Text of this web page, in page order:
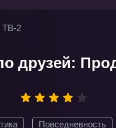
ТВ-2
друзей:
Повседневность